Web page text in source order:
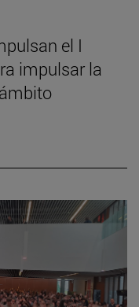
el I
impulsar la